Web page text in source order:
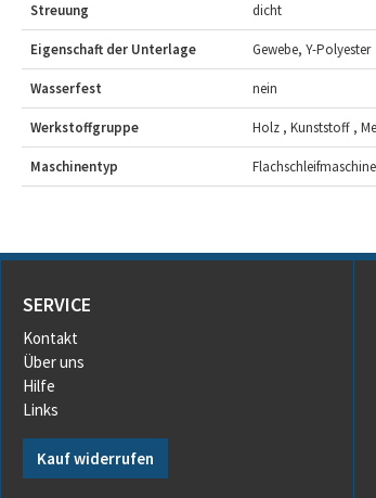
Streuung dicht
Eigenschaft der Unterlage Gewebe, Y-Polyester
Wasserfest nein
Werkstoffgruppe Holz , Kunststoff ,
Maschinentyp
SERVICE
Kontakt
Über uns
Hilfe
Links
Kauf widerrufen